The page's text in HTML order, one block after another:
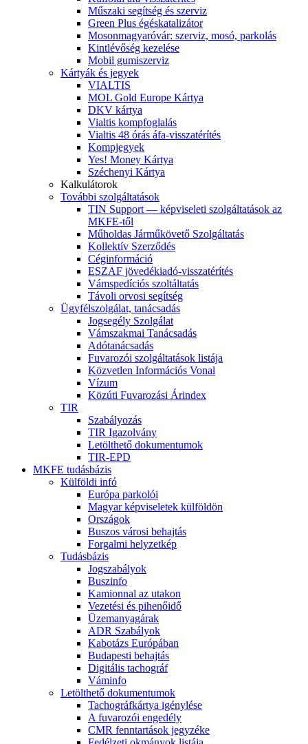
Műszaki segítség és szerviz
Green Plus égéskatalizátor
Mosonmagyaróvár: szerviz, mosó, parkolás
Kintlévőség kezelése
Mobil gumiszerviz
Kártyák és jegyek
VIALTIS
MOL Gold Europe Kártya
DKV kártya
Vialtis kompfoglalás
Vialtis 48 órás áfa-visszatérítés
Kompjegyek
Yes! Money Kártya
Széchenyi Kártya
Kalkulátorok
További szolgáltatások
TIN Support — képviseleti szolgáltatások az
MKFE-től
Műholdas Járműkövető Szolgáltatás
Kollektív Szerződés
Céginformáció
ESZAF jövedékiadó-visszatérítés
Vámspedíciós szoltáltatás
Távoli orvosi segítség
Ügyfélszolgálat, tanácsadás
Jogsegély Szolgálat
Vámszakmai Tanácsadás
Adótanácsadás
Fuvarozói szolgáltatások listája
Közvetlen Információs Vonal
Vízum
Közúti Fuvarozási Árindex
TIR
Szabályozás
TIR Igazolvány
Letölthető dokumentumok
TIR-EPD
MKFE tudásbázis
Külföldi infó
Európa parkolói
Magyar képviseletek külföldön
Országok
Buszos városi behajtás
Forgalmi helyzetkép
Tudásbázis
Jogszabályok
Buszinfo
Kamionnal az utakon
Vezetési és pihenőidő
Üzemanyagárak
ADR Szabályok
Kabotázs Európában
Budapesti behajtás
Digitális tachográf
Váminfo
Letölthető dokumentumok
Tachográfkártya igénylése
A fuvarozói engedély
CMR fenntartások jegyzéke